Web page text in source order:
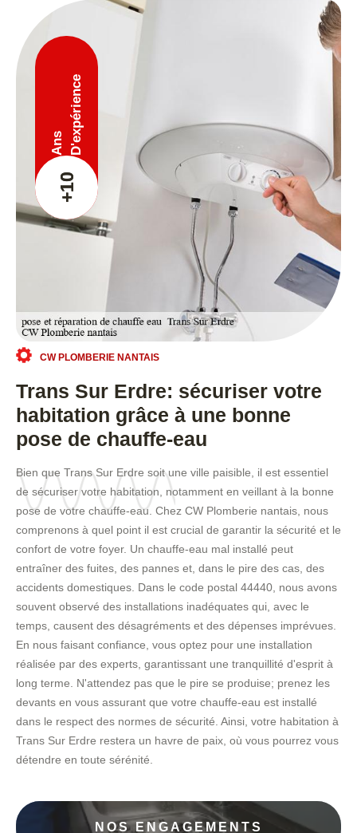
+10
Ans D'expérience
CW PLOMBERIE NANTAIS
Trans Sur Erdre: sécuriser votre
habitation grâce à une bonne
pose de chauffe-eau
Bien que Trans Sur Erdre soit une ville paisible, il est essentiel
de sécuriser votre habitation, notamment en veillant à la bonne
pose de votre chauffe-eau. Chez CW Plomberie nantais, nous
comprenons à quel point il est crucial de garantir la sécurité et le
confort de votre foyer. Un chauffe-eau mal installé peut
entraîner des fuites, des pannes et, dans le pire des cas, des
accidents domestiques. Dans le code postal 44440, nous avons
souvent observé des installations inadéquates qui, avec le
temps, causent des désagréments et des dépenses imprévues.
En nous faisant confiance, vous optez pour une installation
réalisée par des experts, garantissant une tranquillité d'esprit à
long terme. N'attendez pas que le pire se produise; prenez les
devants en vous assurant que votre chauffe-eau est installé
dans le respect des normes de sécurité. Ainsi, votre habitation à
Trans Sur Erdre restera un havre de paix, où vous pourrez vous
détendre en toute sérénité.
NOS ENGAGEMENTS